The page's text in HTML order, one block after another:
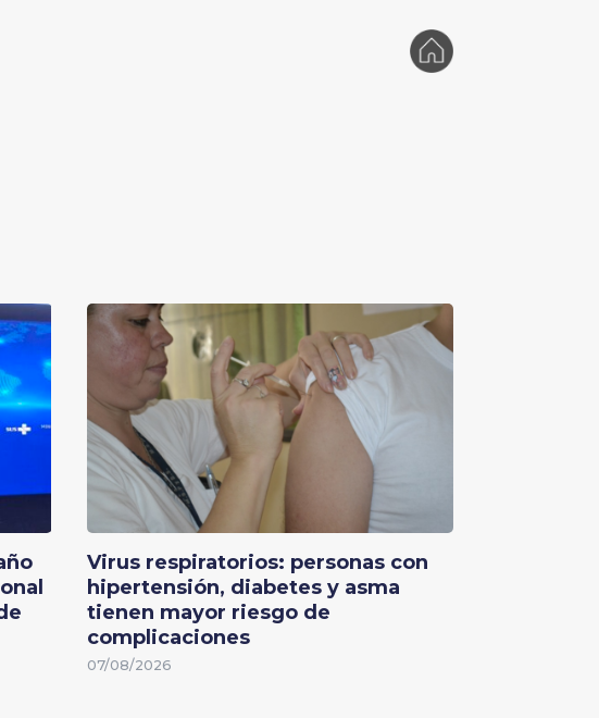
Virus respiratorios: personas con
hipertensión, diabetes y asma
tienen mayor riesgo de
complicaciones
07/08/2026